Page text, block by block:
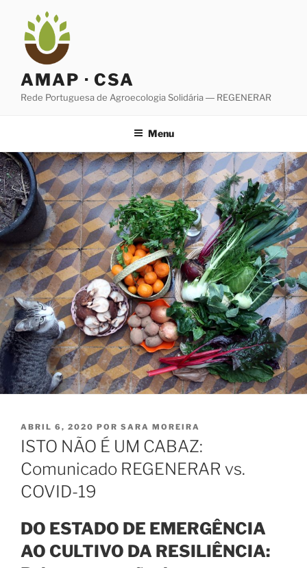
conteúdo
AMAP · CSA
Rede Portuguesa de Agroecologia Solidária ― REGENERAR
Menu
PUBLICADO
EM
ABRIL 6, 2020 POR SARA MOREIRA
ISTO NÃO É UM CABAZ:
Comunicado REGENERAR vs.
COVID-19
DO ESTADO DE EMERGÊNCIA
AO CULTIVO DA RESILIÊNCIA: